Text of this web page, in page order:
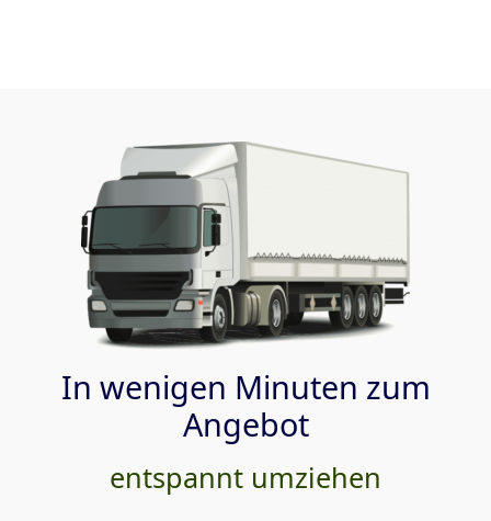
In wenigen Minuten zum
Angebot
entspannt umziehen